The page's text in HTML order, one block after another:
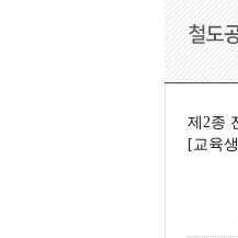
신재생
철
제2종
[교육